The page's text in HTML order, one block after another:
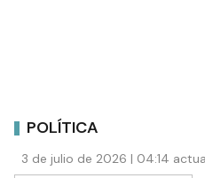
POLÍTICA
3 de julio de 2026 | 04:14